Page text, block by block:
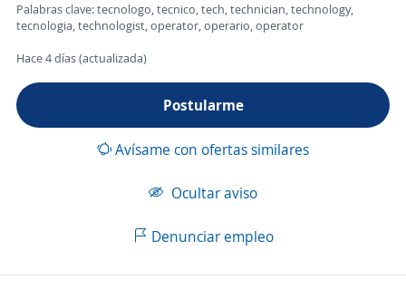
Palabras clave: tecnologo, tecnico, tech, technician, technology,
tecnologia, technologist, operator, operario, operator
Hace 4 días (actualizada)
Postularme
Avísame con ofertas similares
Ocultar aviso
Denunciar empleo